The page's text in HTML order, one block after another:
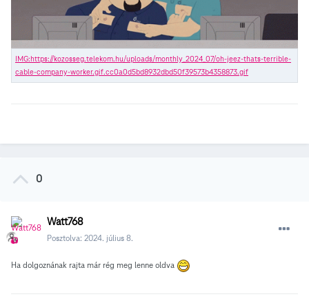
0
Watt768
Posztolva: 2024. július 8.
Ha dolgoznának rajta már rég meg lenne oldva